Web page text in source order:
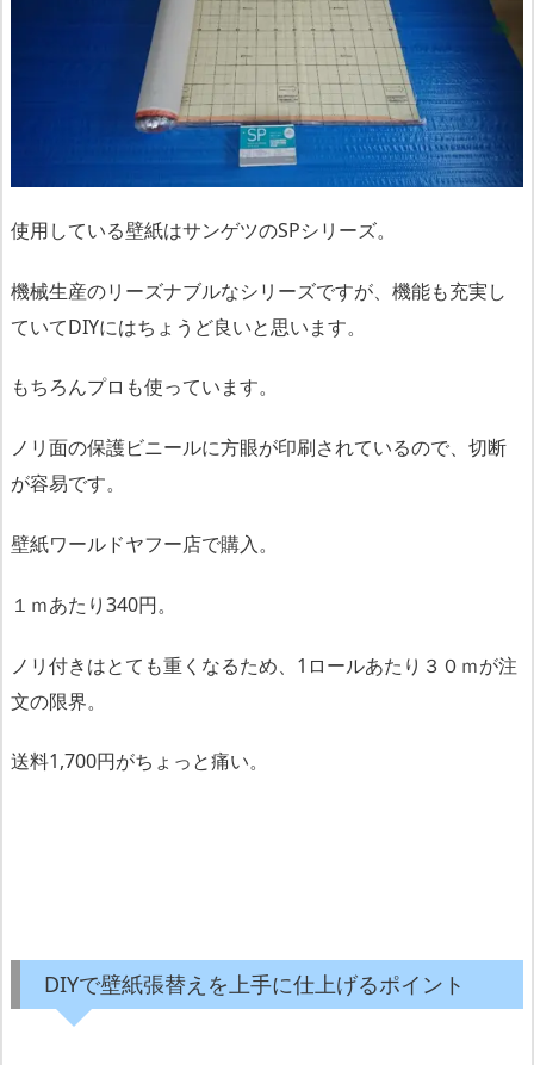
使用している壁紙はサンゲツのSPシリーズ。
機械生産のリーズナブルなシリーズですが、機能も充実し
ていてDIYにはちょうど良いと思います。
もちろんプロも使っています。
ノリ面の保護ビニールに方眼が印刷されているので、切断
が容易です。
壁紙ワールドヤフー店で購入。
１ｍあたり340円。
ノリ付きはとても重くなるため、1ロールあたり３０ｍが注
文の限界。
送料1,700円がちょっと痛い。
DIYで壁紙張替えを上手に仕上げるポイント